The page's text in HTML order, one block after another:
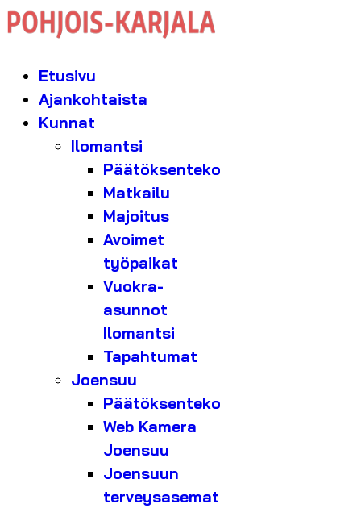
Etusivu
Ajankohtaista
Kunnat
Ilomantsi
Päätöksenteko
Matkailu
Majoitus
Avoimet
työpaikat
Vuokra-
asunnot
Ilomantsi
Tapahtumat
Joensuu
Päätöksenteko
Web Kamera
Joensuu
Joensuun
terveysasemat